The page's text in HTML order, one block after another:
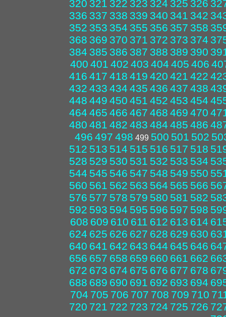
320 321 322 323 324 325 326
336 337 338 339 340 341 342
352 353 354 355 356 357 358
368 369 370 371 372 373 374
384 385 386 387 388 389 390
400 401 402 403 404 405 406
416 417 418 419 420 421 422
432 433 434 435 436 437 438
448 449 450 451 452 453 454
464 465 466 467 468 469 470
480 481 482 483 484 485 486
496 497 498 499 500 501 502
512 513 514 515 516 517 518
528 529 530 531 532 533 534
544 545 546 547 548 549 550
560 561 562 563 564 565 566
576 577 578 579 580 581 582
592 593 594 595 596 597 598
608 609 610 611 612 613 614
624 625 626 627 628 629 630
640 641 642 643 644 645 646
656 657 658 659 660 661 662
672 673 674 675 676 677 678
688 689 690 691 692 693 694
704 705 706 707 708 709 710
720 721 722 723 724 725 726